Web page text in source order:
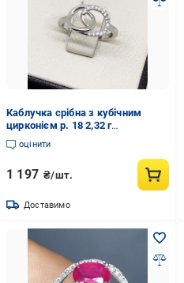
Каблучка срібна з кубічним
цирконієм р. 18 2,32 г
(1675994125)
оцінити
1 197 ₴/шт.
Доставимо